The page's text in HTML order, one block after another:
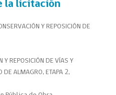
la licitación
Y REPOSICIÓN DE
Y REPOSICIÓN DE VÍAS Y
DE ALMAGRO, ETAPA 2,